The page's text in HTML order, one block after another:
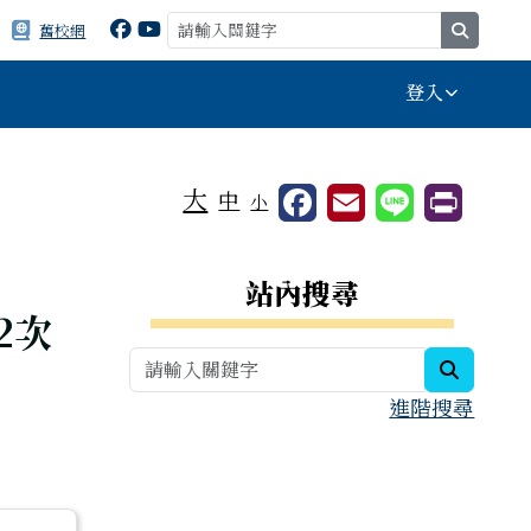
舊校網
登入
⏸
大 中 小
次
右邊區域內容
站內搜尋
進階搜尋